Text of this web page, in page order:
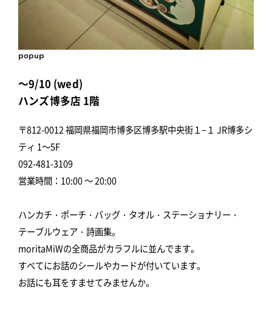
popup
～9/10 (wed)
ハンズ博多店 1階
〒812-0012 福岡県福岡市博多区博多駅中央街１−１ JR博多シ
ティ 1～5F
092-481-3109
営業時間：10:00 ～ 20:00
ハンカチ・ポーチ・バッグ・タオル・ステーショナリー・
テーブルウェア・詩画集。
moritaMiWの全商品がカラフルに並んでます。
すべてにお話のシールやカードが付いています。
お話にも耳をすませてみませんか。